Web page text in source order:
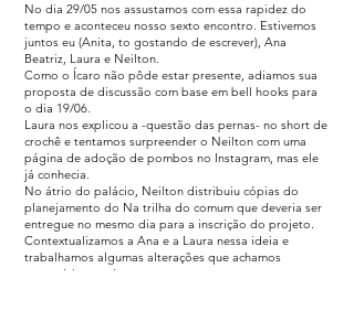
No dia 29/05 nos assustamos com essa rapidez do
tempo e aconteceu nosso sexto encontro. Estivemos
juntos eu (Anita, to gostando de escrever), Ana
Beatriz, Laura e Neilton.
Como o Ícaro não pôde estar presente, adiamos sua
proposta de discussão com base em bell hooks para
o dia 19/06.
Laura nos explicou a -questão das pernas- no short de
crochê e tentamos surpreender o Neilton com uma
página de adoção de pombos no Instagram, mas ele
já conhecia.
No átrio do palácio, Neilton distribuiu cópias do
planejamento do Na trilha do comum que deveria ser
entregue no mesmo dia para a inscrição do projeto.
Contextualizamos a Ana e a Laura nessa ideia e
trabalhamos algumas alterações que achamos
necessárias no documento.